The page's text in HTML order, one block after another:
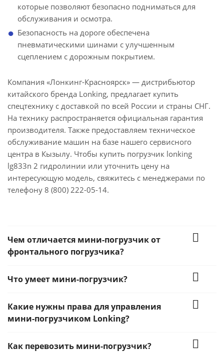
которые позволяют безопасно подниматься для
обслуживания и осмотра.
Безопасность на дороге обеспечена
пневматическими шинами с улучшенным
сцеплением с дорожным покрытием.
Компания «Лонкинг-Красноярск» — дистрибьютор
китайского бренда Lonking, предлагает купить
спецтехнику с доставкой по всей России и страны СНГ.
На технику распространяется официальная гарантия
производителя. Также предоставляем техническое
обслуживание машин на базе нашего сервисного
центра в Кызылу. Чтобы купить погрузчик lonking
lg833n 2 гидролинии или уточнить цену на
интересующую модель, свяжитесь с менеджерами по
телефону 8 (800) 222-05-14.
Чем отличается мини-погрузчик от
фронтального погрузчика?
Что умеет мини-погрузчик?
Какие нужны права для управления
мини-погрузчиком Lonking?
Как перевозить мини-погрузчик?